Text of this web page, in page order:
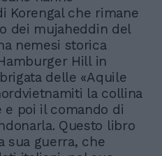
Korengal che rimane
dei mujaheddin del
nemesi storica
Hill in
delle «Aquile
la collina
poi il comando di
Questo libro
sua guerra, che